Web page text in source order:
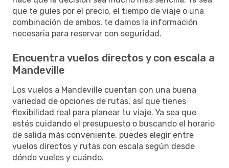
que te guíes por el precio, el tiempo de viaje o una
combinación de ambos, te damos la información
necesaria para reservar con seguridad.
Encuentra vuelos directos y con escala a
Mandeville
Los vuelos a Mandeville cuentan con una buena
variedad de opciones de rutas, así que tienes
flexibilidad real para planear tu viaje. Ya sea que
estés cuidando el presupuesto o buscando el horario
de salida más conveniente, puedes elegir entre
vuelos directos y rutas con escala según desde
dónde vueles y cuándo.